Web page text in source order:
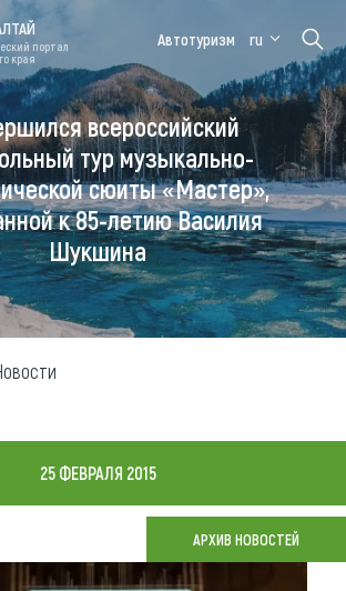
Цветение
маральника
Медицинский
форум
Алтайская
зимовка
портал
края
Автотуризм ru
всероссийский
тур музыкально-
сюиты «Мастер»,
к 85-летию Василия
Шукшина
25 ФЕВРАЛЯ 2015
АРХИВ НОВОСТЕЙ